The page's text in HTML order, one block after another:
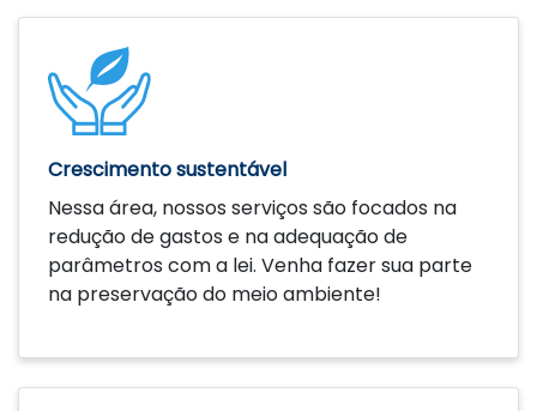
Crescimento sustentável
Nessa área, nossos serviços são focados na
redução de gastos e na adequação de
parâmetros com a lei. Venha fazer sua parte
na preservação do meio ambiente!
Saiba mais